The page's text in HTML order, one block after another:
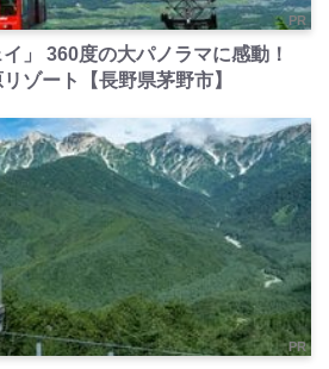
PR
」 360度の大パノラマに感動！
ゾート【長野県茅野市】
PR